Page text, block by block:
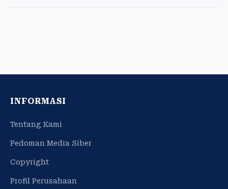
INFORMASI
Tentang Kami
Pedoman Media Siber
Copyright
Profil Perusahaan